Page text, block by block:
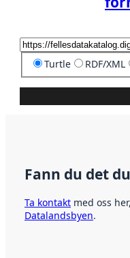
Turtle RDF/XML
Fann du det
Ta kontakt med oss
Datalandsbyen.